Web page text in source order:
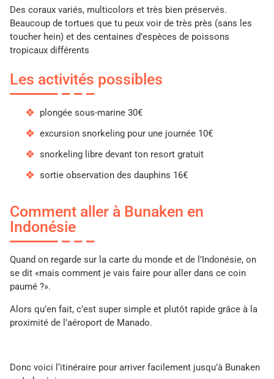
Des coraux variés, multicolors et très bien préservés.
Beaucoup de tortues que tu peux voir de très près (sans les
toucher hein) et des centaines d’espèces de poissons
tropicaux différents
Les activités possibles
plongée sous-marine 30€
excursion snorkeling pour une journée 10€
snorkeling libre devant ton resort gratuit
sortie observation des dauphins 16€
Comment aller à Bunaken en
Indonésie
Quand on regarde sur la carte du monde et de l’Indonésie, on
se dit «mais comment je vais faire pour aller dans ce coin
paumé ?».
Alors qu’en fait, c’est super simple et plutôt rapide grâce à la
proximité de l’aéroport de Manado.
Donc voici l‘itinéraire pour arriver facilement jusqu’à Bunaken